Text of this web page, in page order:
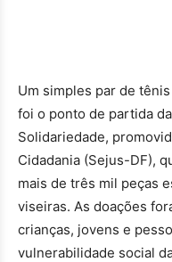
Um simples par de
foi o ponto de partida
Solidariedade,
Cidadania (Sejus-DF),
mais de três mil peças
viseiras. As doações
crianças, jovens e
vulnerabilidade social